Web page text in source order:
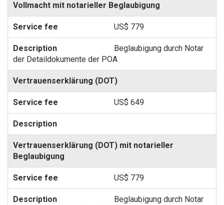
Vollmacht mit notarieller Beglaubigung
US$ 779
Beglaubigung durch Notar
der Detaildokumente der POA
Vertrauenserklärung (DOT)
US$ 649
Vertrauenserklärung (DOT) mit notarieller
Beglaubigung
US$ 779
Beglaubigung durch Notar